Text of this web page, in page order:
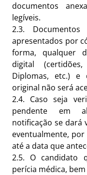
documentos
legíveis.
2.3.
apresentados por
forma, qualquer
digital
Diplomas, etc.) e
original não será
2.4. Caso seja
pendente em
notificação se dará
eventualmente,
até a data que
2.5. O candidato
perícia médica,